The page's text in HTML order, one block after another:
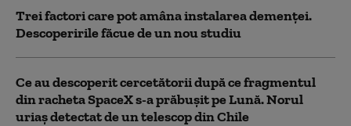
Trei factori care pot amâna instalarea demenţei.
Descoperirile făcue de un nou studiu
Ce au descoperit cercetătorii după ce fragmentul
din racheta SpaceX s-a prăbușit pe Lună. Norul
uriaș detectat de un telescop din Chile